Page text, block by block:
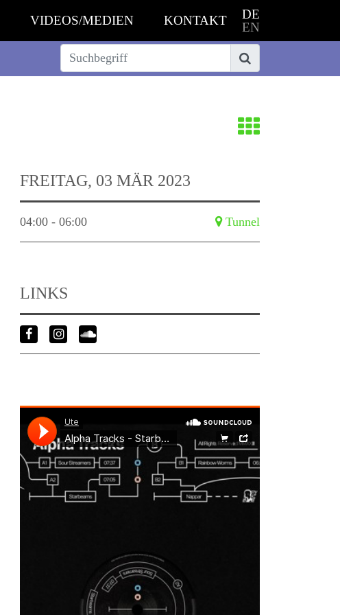
VIDEOS/MEDIEN KONTAKT
DE
EN
Suche
Zurück
FREITAG, 03 MÄR 2023
04:00 - 06:00 Tunnel
LINKS